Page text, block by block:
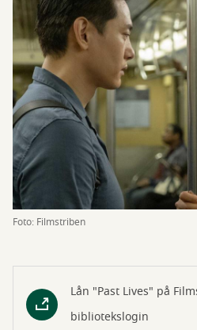
Foto: Filmstriben
Lån "Past Lives" på
bibliotekslogin